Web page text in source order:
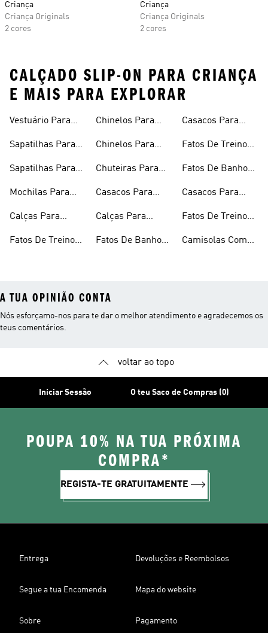
Criança
Criança Originals
2 cores
Criança
Criança Originals
2 cores
CALÇADO SLIP-ON PARA CRIANÇA
E MAIS PARA EXPLORAR
Vestuário Para
Sapatilhas Para
Sapatilhas Para
Mochilas Para
Calças Para
Fatos De Treino
Chinelos Para
Chinelos Para
Chuteiras Para
Casacos Para
Calças Para
Fatos De Banho
Casacos Para
Fatos De Treino
Fatos De Banho
Casacos Para
Fatos De Treino
Camisolas Com
A TUA OPINIÃO CONTA
Nós esforçamo-nos para te dar o melhor atendimento e agradecemos os
teus comentários.
voltar ao topo
Iniciar Sessão O teu Saco de Compras (0)
POUPA 10% NA TUA PRÓXIMA
COMPRA*
REGISTA-TE GRATUITAMENTE
Entrega Devoluções e Reembolsos
Segue a tua Encomenda Mapa do website
Sobre Pagamento